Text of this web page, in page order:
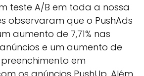
teste A/B em toda a nossa
observaram que o PushAds
aumento de 7,71% nas
e um aumento de
em